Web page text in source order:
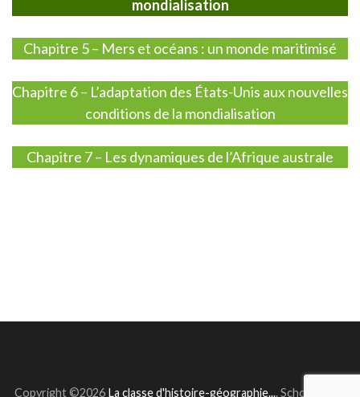
mondialisation
Chapitre 5 – Mers et océans : un monde maritimisé
Chapitre 6 – L’adaptation des États-Unis aux nouvelles
conditions de la mondialisation
Chapitre 7 – Les dynamiques de l’Afrique australe
Copyright ©2026 La classe d'histoire-géographie....School Zone